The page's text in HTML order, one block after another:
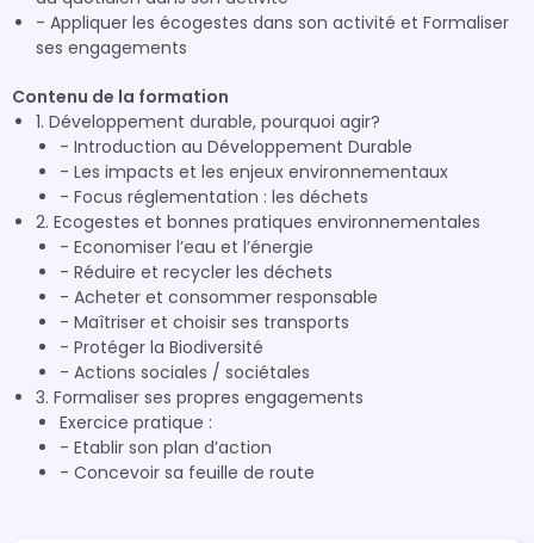
- Appliquer les écogestes dans son activité et Formaliser
ses engagements
Contenu de la formation
1. Développement durable, pourquoi agir?
- Introduction au Développement Durable
- Les impacts et les enjeux environnementaux
- Focus réglementation : les déchets
2. Ecogestes et bonnes pratiques environnementales
- Economiser l’eau et l’énergie
- Réduire et recycler les déchets
- Acheter et consommer responsable
- Maîtriser et choisir ses transports
- Protéger la Biodiversité
- Actions sociales / sociétales
3. Formaliser ses propres engagements
Exercice pratique :
- Etablir son plan d’action
- Concevoir sa feuille de route